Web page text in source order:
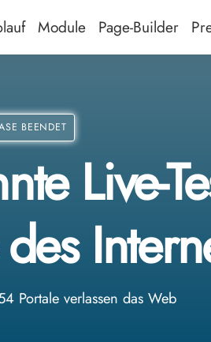
Module Page-Builder
BEENDET
Live-
Portale verlassen das Web